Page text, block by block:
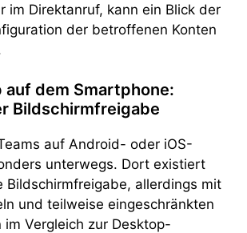
im Direktanruf, kann ein Blick der
der betroffenen Konten
auf dem Smartphone:
Bildschirmfreigabe
auf Android- oder iOS-
unterwegs. Dort existiert
Bildschirmfreigabe, allerdings mit
und teilweise eingeschränkten
im Vergleich zur Desktop-